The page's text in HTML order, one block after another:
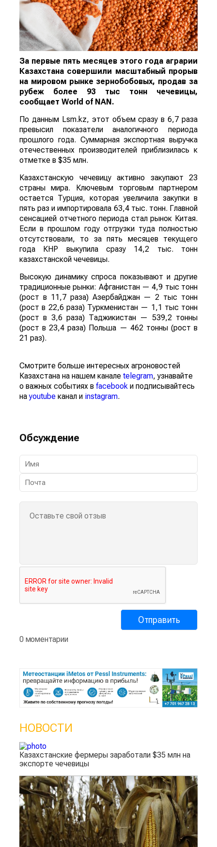
За первые пять месяцев этого года аграрии
Казахстана совершили масштабный прорыв
на мировом рынке зернобобовых, продав за
рубеж более 93 тыс тонн чечевицы,
сообщает World of NAN.
По данным Lsm.kz, этот объем сразу в 6,7 раза
превысил показатели аналогичного периода
прошлого года. Суммарная экспортная выручка
отечественных производителей приблизилась к
отметке в $35 млн.
Казахстанскую чечевицу активно закупают 23
страны мира. Ключевым торговым партнером
остается Турция, которая увеличила закупки в
пять раз и импортировала 63,4 тыс. тонн. Главной
сенсацией отчетного периода стал рынок Китая.
Если в прошлом году отгрузки туда полностью
отсутствовали, то за пять месяцев текущего
года КНР выкупила сразу 14,2 тыс. тонн
казахстанской чечевицы.
Высокую динамику спроса показывают и другие
традиционные рынки: Афганистан — 4,9 тыс тонн
(рост в 11,7 раза) Азербайджан — 2 тыс тонн
(рост в 22,6 раза) Туркменистан — 1,1 тыс тонн
(рост в 3,6 раза) Таджикистан — 539,2 тонны
(рост в 23,4 раза) Польша — 462 тонны (рост в
21 раз).
Смотрите больше интересных агроновостей
Казахстана на нашем канале telegram, узнавайте
о важных событиях в facebook и подписывайтесь
наyoutube канал и instagram.
Обсуждение
0 моментарии
НОВОСТИ
Казахстанские фермеры заработали $35 млн на
экспорте чечевицы